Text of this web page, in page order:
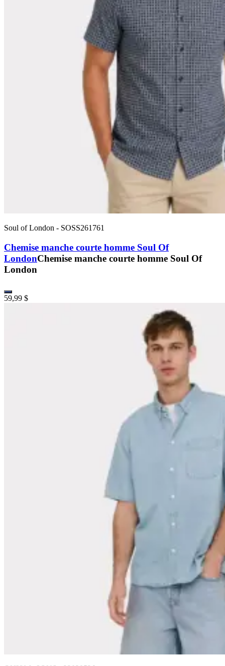
Soul of London - SOSS261761
Chemise manche courte homme Soul Of
LondonChemise manche courte homme Soul Of
London
59,99 $